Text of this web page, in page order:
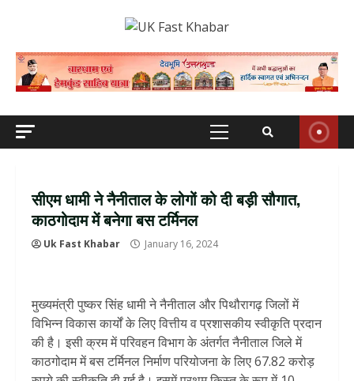
Primary
सीएम धामी ने नैनीताल के लोगों को दी बड़ी सौगात,
काठगोदाम में बनेगा बस टर्मिनल
Uk Fast Khabar January 16, 2024
मुख्यमंत्री पुष्कर सिंह धामी ने नैनीताल और पिथौरागढ़ जिलों में
विभिन्न विकास कार्यों के लिए वित्तीय व प्रशासकीय स्वीकृति प्रदान
की है। इसी क्रम में परिवहन विभाग के अंतर्गत नैनीताल जिले में
काठगोदाम में बस टर्मिनल निर्माण परियोजना के लिए 67.82 करोड़